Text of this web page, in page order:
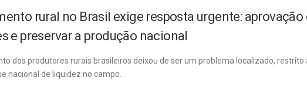
rural no Brasil exige resposta urgente:
e preservar a produção nacional
dos produtores rurais brasileiros deixou de ser um problema localizado,
nacional de liquidez no campo.